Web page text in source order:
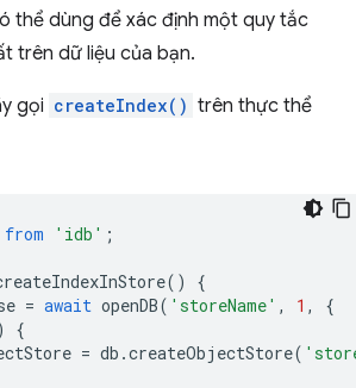
thể dùng để xác định một quy tắc
trên dữ liệu của bạn.
gọi createIndex() trên thực thể
from 'idb' ;
()
{
= await openDB( 'storeName' , 1 ,
{
{
= db .createObjectStore(